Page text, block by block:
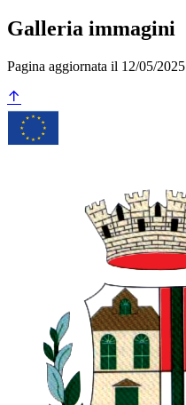
Galleria immagini
Pagina aggiornata il 12/05/2025